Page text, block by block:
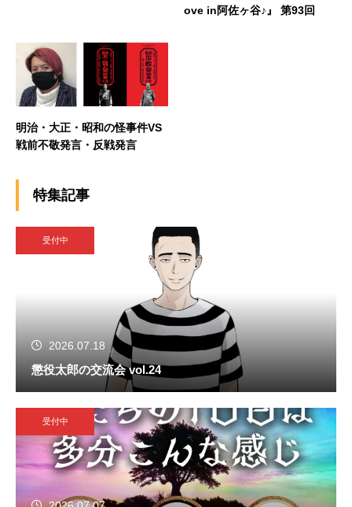
ove in阿佐ヶ谷♪』 第93回
明治・大正・昭和の怪事件VS
戦前不敬発言・反戦発言
特集記事
受付中
2026.07.18
懲役太郎の交流会 vol.24
受付中